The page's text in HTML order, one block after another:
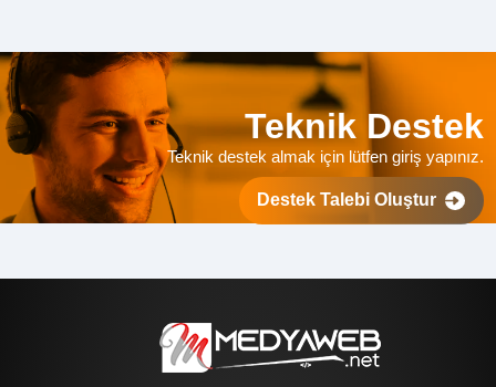
Teknik Destek
Teknik destek almak için lütfen giriş yapınız.
Destek Talebi Oluştur